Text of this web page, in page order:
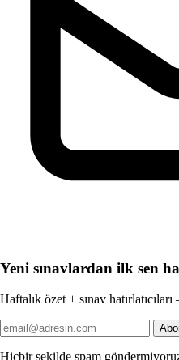
Yeni sınavlardan ilk sen
Haftalık özet + sınav
Hiçbir şekilde spam